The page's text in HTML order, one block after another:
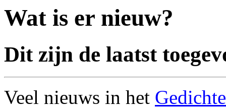
Wat is er nieuw?
Dit zijn de laatst
Veel nieuws in het